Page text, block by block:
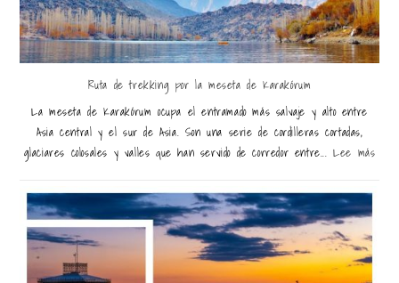
Ruta de trekking por la meseta de Karakórum
La meseta de Karakórum ocupa el entramado más salvaje y alto entre
Asia central y el sur de Asia. Son una serie de cordilleras cortadas,
glaciares colosales y valles que han servido de corredor entre...Lee más